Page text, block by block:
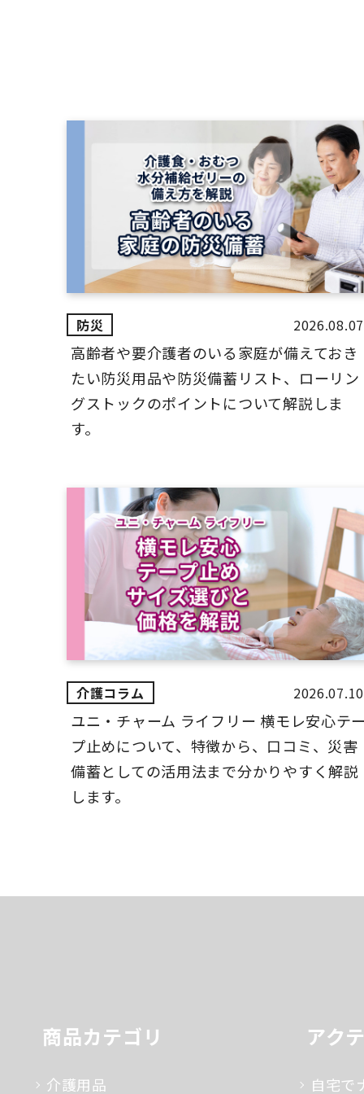
2026.08.07
高齢者や要介護者のいる家庭が備えておき
たい防災用品や防災備蓄リスト、ローリン
グストックのポイントについて解説しま
す。
2026.07.10
ユニ・チャーム ライフリー 横モレ安心テー
プ止めについて、特徴から、口コミ、災害
備蓄としての活用法まで分かりやすく解説
します。
商品カテゴリ
介護用品
アク
自宅で